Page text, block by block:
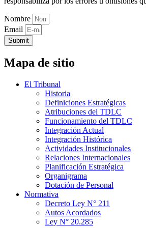
Nombre
Email
Submit
Mapa de sitio
El Tribunal
Historia
Definiciones Estratégicas
Atribuciones del TDLC
Funcionamiento del TDLC
Integración Actual
Integración Histórica
Actividades Institucionales
Relaciones Internacionales
Planificación Estratégica
Organigrama
Dotación de Personal
Normativa
Decreto Ley N° 211
Autos Acordados
Ley N° 20.285